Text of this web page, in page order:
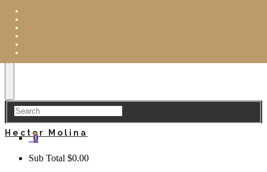
Hector Molina
0
Sub Total $0.00